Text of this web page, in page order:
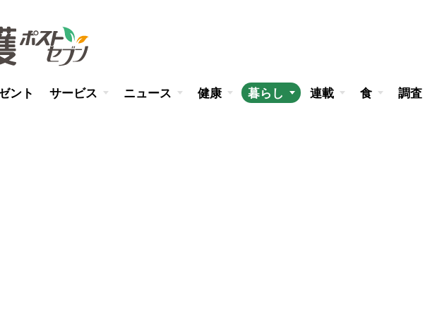
ント サービス ニュース 健康 暮らし 連載 食 調査